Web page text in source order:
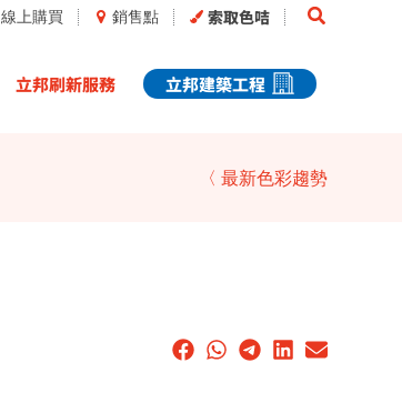
線上購買 銷售點 索取色咭 Search
立邦刷新服務 立邦建築工程
〈 最新色彩趨勢